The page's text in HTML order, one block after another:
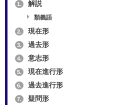
1. 解説
類義語
2. 現在形
3. 過去形
4. 意志形
5. 現在進行形
6. 過去進行形
7. 疑問形